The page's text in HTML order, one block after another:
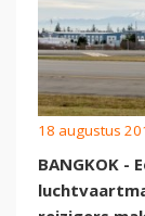
18 augustus
BANGKOK -